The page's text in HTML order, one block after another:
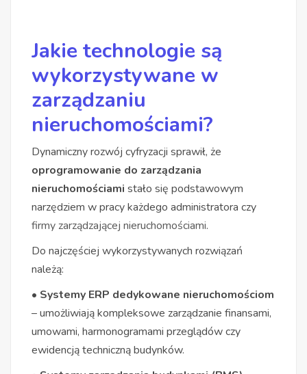
Jakie technologie są
wykorzystywane w
zarządzaniu
nieruchomościami?
Dynamiczny rozwój cyfryzacji sprawił, że
oprogramowanie do zarządzania
nieruchomościami stało się podstawowym
narzędziem w pracy każdego administratora czy
firmy zarządzającej nieruchomościami.
Do najczęściej wykorzystywanych rozwiązań
należą:
• Systemy ERP dedykowane nieruchomościom
– umożliwiają kompleksowe zarządzanie finansami,
umowami, harmonogramami przeglądów czy
ewidencją techniczną budynków.